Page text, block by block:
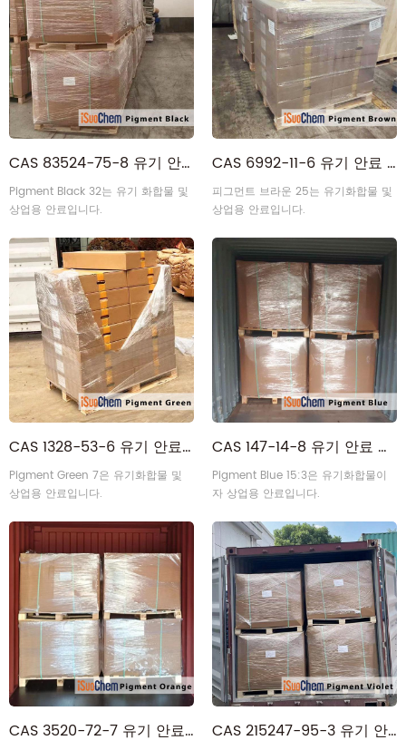
CAS 83524-75-8 유기 안료 검정
Pigment Black 32는 유기 화합물 및
상업용 안료입니다.
CAS 6992-11-6 유기 안료 브라운
피그먼트 브라운 25는 유기화합물 및
상업용 안료입니다.
CAS 1328-53-6 유기 안료 녹색
Pigment Green 7은 유기화합물 및
상업용 안료입니다.
CAS 147-14-8 유기 안료 블루
Pigment Blue 15:3은 유기화합물이
자 상업용 안료입니다.
CAS 3520-72-7 유기 안료 오렌지 CAS 215247-95-3 유기 안료 보라색